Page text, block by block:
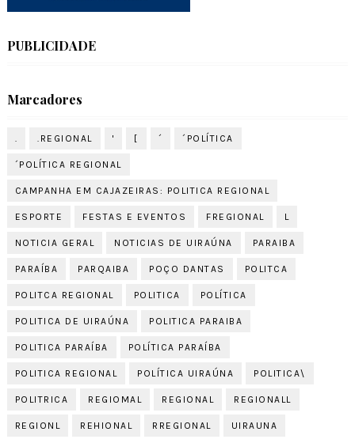
PUBLICIDADE
Marcadores
. .REGIONAL ' [ ´ ´POLÍTICA
´POLÍTICA REGIONAL
CAMPANHA EM CAJAZEIRAS: POLITICA REGIONAL
ESPORTE FESTAS E EVENTOS FREGIONAL L
NOTICIA GERAL NOTICIAS DE UIRAÚNA PARAIBA
PARAÍBA PARQAIBA POÇO DANTAS POLITCA
POLITCA REGIONAL POLITICA POLÍTICA
POLITICA DE UIRAÚNA POLITICA PARAIBA
POLITICA PARAÍBA POLÍTICA PARAÍBA
POLITICA REGIONAL POLÍTICA UIRAÚNA POLITICA\
POLITRICA REGIOMAL REGIONAL REGIONALL
REGIONL REHIONAL RREGIONAL UIRAUNA